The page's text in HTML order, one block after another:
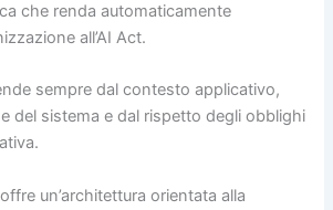
che renda automaticamente
all’AI Act.
sempre dal contesto applicativo,
del sistema e dal rispetto degli obblighi
un’architettura orientata alla